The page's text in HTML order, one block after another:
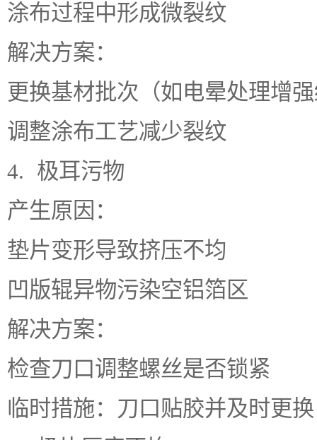
涂布过程中形成微裂纹
解决方案：
更换基材批次（如电晕处理增
调整涂布工艺减少裂纹
4. 极耳污物
产生原因：
垫片变形导致挤压不均
凹版辊异物污染空铝箔区
解决方案：
检查刀口调整螺丝是否锁紧
临时措施：刀口贴胶并及时更换